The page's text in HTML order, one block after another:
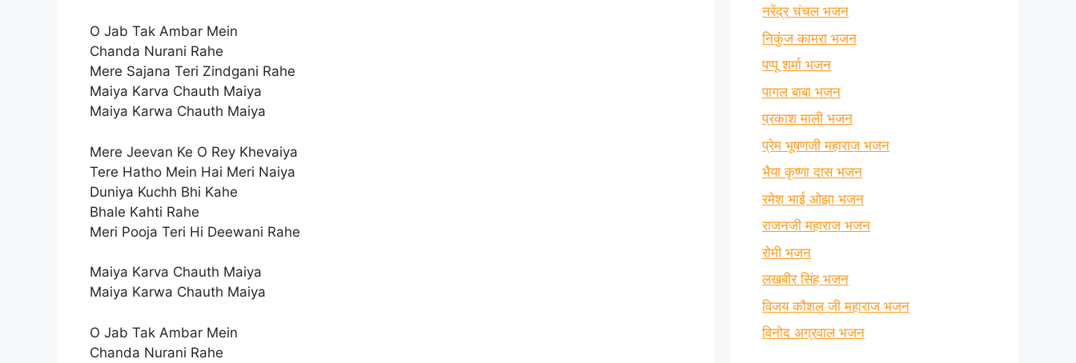
O Jab Tak Ambar Mein
Chanda Nurani Rahe
Mere Sajana Teri Zindgani Rahe
Maiya Karva Chauth Maiya
Maiya Karwa Chauth Maiya
Mere Jeevan Ke O Rey Khevaiya
Tere Hatho Mein Hai Meri Naiya
Duniya Kuchh Bhi Kahe
Bhale Kahti Rahe
Meri Pooja Teri Hi Deewani Rahe
Maiya Karva Chauth Maiya
Maiya Karwa Chauth Maiya
O Jab Tak Ambar Mein
Chanda Nurani Rahe
नरेंद्र चंचल भजन
निकुंज कामरा भजन
पप्पू शर्मा भजन
पागल बाबा भजन
प्रकाश माली भजन
प्रेम भूषणजी महाराज भजन
भैया कृष्णा दास भजन
रमेश भाई ओझा भजन
राजनजी महाराज भजन
रोमी भजन
लखबीर सिंह भजन
विजय कौशल जी महाराज भजन
विनोद अग्रवाल भजन